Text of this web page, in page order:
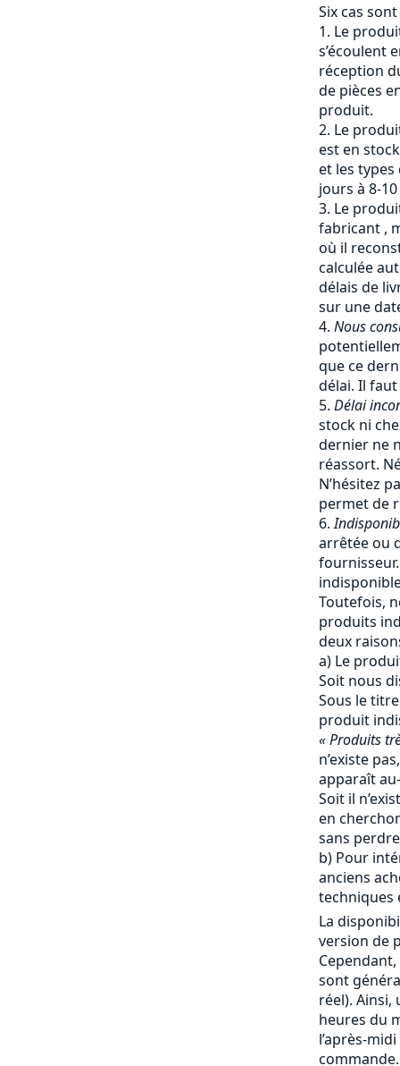
Six cas
Le
s’écoulent
réception
de pièces
produit.
Le
est en
et les types
jours à 8-
Le
fabricant ,
où il
calculée
délais de
sur une
Nous
que ce
délai. Il
Délai
stock ni
dernier ne
réassort.
N’hésitez
permet de
arrêtée ou
Toutefois,
produits
deux
a) Le
Soit nous
Sous le
produit
« Produits
n’existe
apparaît
Soit il
en
sans
b) Pour
anciens
techniques
La
version de
sont
réel).
heures du
l’après-